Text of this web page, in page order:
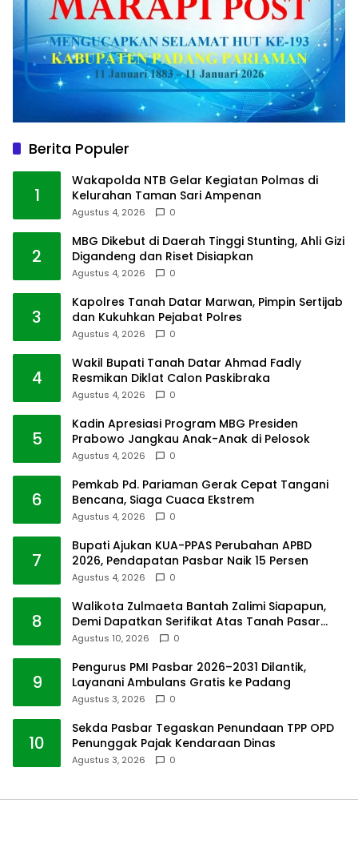
Berita Populer
1
Wakapolda NTB Gelar Kegiatan Polmas di
Kelurahan Taman Sari Ampenan
Agustus 4, 2026 0
2
MBG Dikebut di Daerah Tinggi Stunting, Ahli Gizi
Digandeng dan Riset Disiapkan
Agustus 4, 2026 0
3
Kapolres Tanah Datar Marwan, Pimpin Sertijab
dan Kukuhkan Pejabat Polres
Agustus 4, 2026 0
4
Wakil Bupati Tanah Datar Ahmad Fadly
Resmikan Diklat Calon Paskibraka
Agustus 4, 2026 0
5
Kadin Apresiasi Program MBG Presiden
Prabowo Jangkau Anak-Anak di Pelosok
Agustus 4, 2026 0
6
Pemkab Pd. Pariaman Gerak Cepat Tangani
Bencana, Siaga Cuaca Ekstrem
Agustus 4, 2026 0
7
Bupati Ajukan KUA-PPAS Perubahan APBD
2026, Pendapatan Pasbar Naik 15 Persen
Agustus 4, 2026 0
8
Walikota Zulmaeta Bantah Zalimi Siapapun,
Demi Dapatkan Serifikat Atas Tanah Pasar
Payakumbuh
Agustus 10, 2026 0
9
Pengurus PMI Pasbar 2026–2031 Dilantik,
Layanani Ambulans Gratis ke Padang
Agustus 3, 2026 0
10
Sekda Pasbar Tegaskan Penundaan TPP OPD
Penunggak Pajak Kendaraan Dinas
Agustus 3, 2026 0